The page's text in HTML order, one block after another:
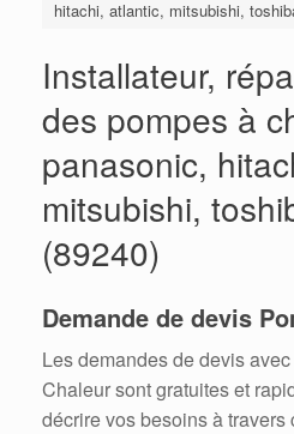
hitachi, atlantic, mitsubishi,
Installateur,
des pompes à
panasonic,
mitsubishi,
(89240)
Demande de devis
Les demandes de devis
Chaleur sont gratuites et
décrire vos besoins à travers